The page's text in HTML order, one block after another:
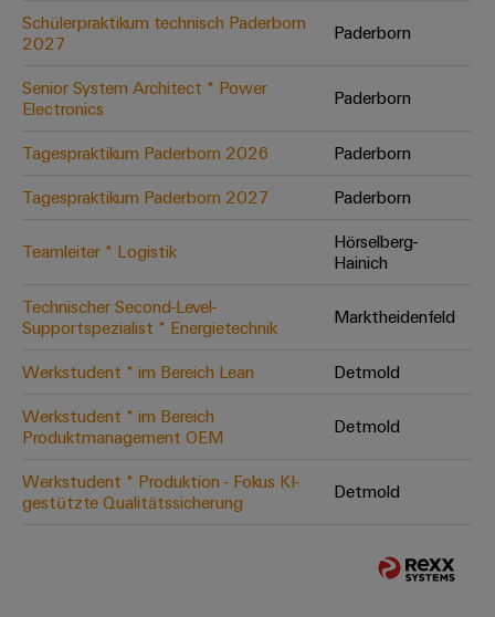
neuen Niveau
Schülerpraktikum technisch Paderborn
2027
Paderborn
Senior System Architect * Power
Electronics
Paderborn
Tagespraktikum Paderborn 2026
Paderborn
Tagespraktikum Paderborn 2027
Paderborn
Teamleiter * Logistik
Hörselberg-
Hainich
Technischer Second-Level-
Supportspezialist * Energietechnik
Marktheidenfeld
Werkstudent * im Bereich Lean
Detmold
Werkstudent * im Bereich
Produktmanagement OEM
Detmold
Werkstudent * Produktion - Fokus KI-
gestützte Qualitätssicherung
Detmold